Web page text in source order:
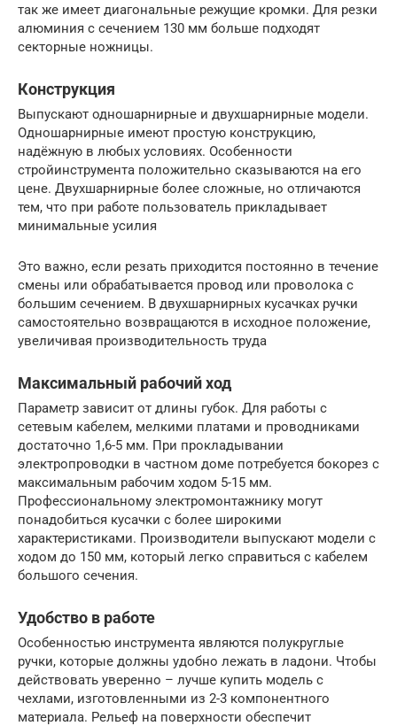
так же имеет диагональные режущие кромки. Для резки
алюминия с сечением 130 мм больше подходят
секторные ножницы.
Конструкция
Выпускают одношарнирные и двухшарнирные модели.
Одношарнирные имеют простую конструкцию,
надёжную в любых условиях. Особенности
стройинструмента положительно сказываются на его
цене. Двухшарнирные более сложные, но отличаются
тем, что при работе пользователь прикладывает
минимальные усилия
Это важно, если резать приходится постоянно в течение
смены или обрабатывается провод или проволока с
большим сечением. В двухшарнирных кусачках ручки
самостоятельно возвращаются в исходное положение,
увеличивая производительность труда
Максимальный рабочий ход
Параметр зависит от длины губок. Для работы с
сетевым кабелем, мелкими платами и проводниками
достаточно 1,6-5 мм. При прокладывании
электропроводки в частном доме потребуется бокорез с
максимальным рабочим ходом 5-15 мм.
Профессиональному электромонтажнику могут
понадобиться кусачки с более широкими
характеристиками. Производители выпускают модели с
ходом до 150 мм, который легко справиться с кабелем
большого сечения.
Удобство в работе
Особенностью инструмента являются полукруглые
ручки, которые должны удобно лежать в ладони. Чтобы
действовать уверенно – лучше купить модель с
чехлами, изготовленными из 2-3 компонентного
материала. Рельеф на поверхности обеспечит